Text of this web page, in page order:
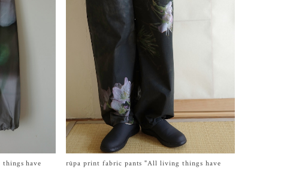
have
rūpa print fabric pants "All living things have